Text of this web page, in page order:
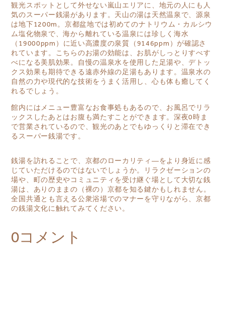
観光スポットとして外せない嵐山エリアに、地元の人にも人
気のスーパー銭湯があります。 天山の湯は天然温泉で、源泉
は地下1200m。京都盆地では初めてのナトリウム・カルシウ
ム塩化物泉で、海から離れている温泉には珍しく海水
（19000ppm）に近い高濃度の泉質（9146ppm）が確認さ
れています。こちらのお湯の効能は、お肌がしっとりすべす
べになる美肌効果。自慢の温泉水を使用した足湯や、デトッ
クス効果も期待できる遠赤外線の足湯もあります。温泉水の
自然の力や現代的な技術をうまく活用し、心も体も癒してく
れるでしょう。
館内にはメニュー豊富なお食事処もあるので、お風呂でリラ
ックスしたあとはお腹も満たすことができます。深夜0時ま
で営業されているので、観光のあとでもゆっくりと滞在でき
るスーパー銭湯です。
銭湯を訪れることで、京都のローカリティ―をより身近に感
じていただけるのではないでしょうか。リラクゼーションの
場や、町の歴史やコミュニティを受け継ぐ場として大切な銭
湯は、ありのままの（裸の）京都を知る鍵かもしれません。
全国共通とも言える公衆浴場でのマナーを守りながら、京都
の銭湯文化に触れてみてください。
0コメント